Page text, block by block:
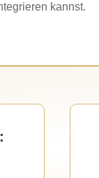
kannst.